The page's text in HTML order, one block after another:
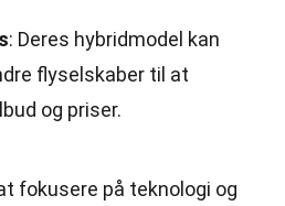
: Deres hybridmodel kan
flyselskaber til at
og priser.
fokusere på teknologi og